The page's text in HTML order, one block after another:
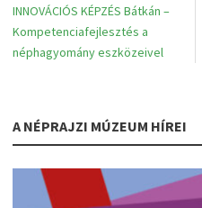
INNOVÁCIÓS KÉPZÉS Bátkán –
Kompetenciafejlesztés a
néphagyomány eszközeivel
A NÉPRAJZI MÚZEUM HÍREI